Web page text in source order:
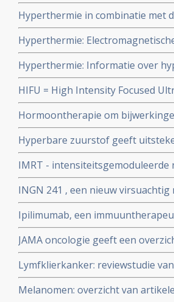
Hyperthermie in combinatie met
behandelingen is veel
artsen van ELMEDIX van de
Hyperthermie:
behandelingen zorgen voor
hersentumoren en longtumoren,
Hyperthermie: Informatie over
aantal studies bij o.a.
bestraling enz..
HIFU = High Intensity Focused
Intensed Focused Ultrasound
van alleen chemo of aleen
Hormoontherapie om
structuur van hersenen en
Hyperbare zuurstof geeft
door bestralingen en geeft ook
kwaliteit van leven
IMRT - intensiteitsgemoduleerde
INGN 241 , een nieuw
ingespoten, geeft in fase I studie
geplaatst juni 2005
Ipilimumab, een
langere overleving bij patienten
intensief behandeld zijn. FDA
melanomen
JAMA oncologie geeft een
studieverslagen in het jaar 2025
Lymfklierkanker: reviewstudie
uit een groep van 810 patiënten
aanpak wel of niet werkte en
Melanomen: overzicht van